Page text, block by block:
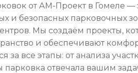
от АМ-Проект в Гомеле —
и безопасных парковочных
Мы создаём проекты,
и обеспечивают
за все этапы: от анализа
парковка отвечала вашим